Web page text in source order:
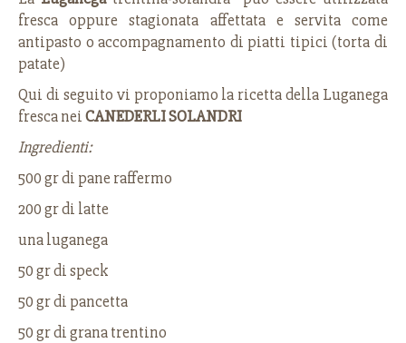
fresca oppure stagionata affettata e servita come
antipasto o accompagnamento di piatti tipici (torta di
patate)
Qui di seguito vi proponiamo la ricetta della Luganega
fresca neiCANEDERLI SOLANDRI
Ingredienti:
500 gr di pane raffermo
200 gr di latte
una luganega
50 gr di speck
50 gr di pancetta
50 gr di grana trentino